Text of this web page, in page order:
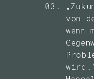
usw.von
wenn